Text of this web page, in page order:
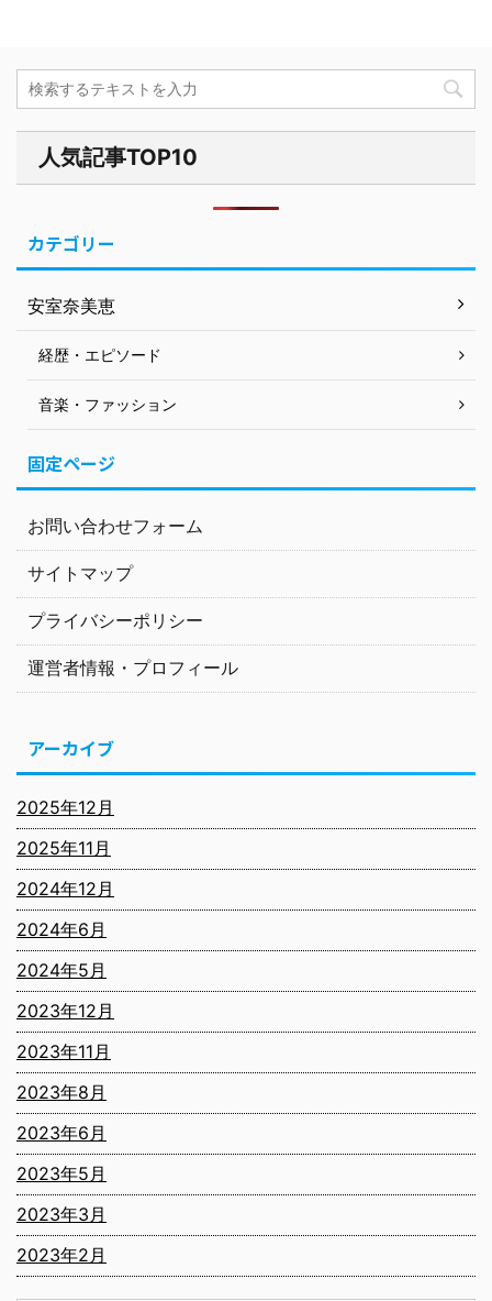
人気記事TOP10
カテゴリー
安室奈美恵
経歴・エピソード
音楽・ファッション
固定ページ
お問い合わせフォーム
サイトマップ
プライバシーポリシー
運営者情報・プロフィール
アーカイブ
2025年12月
2025年11月
2024年12月
2024年6月
2024年5月
2023年12月
2023年11月
2023年8月
2023年6月
2023年5月
2023年3月
2023年2月